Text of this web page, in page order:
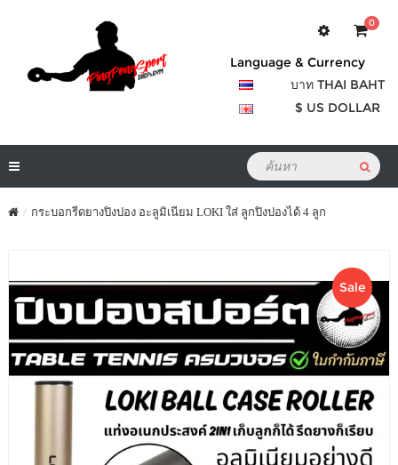
0
Language & Currency
บาท THAI BAHT
$ US DOLLAR
กระบอกรีดยางปิงปอง อะลูมิเนียม LOKI ใส่ ลูกปิงปองได้ 4 ลูก
Sale